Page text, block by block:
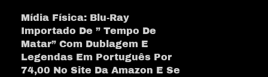
Mídia Física: Blu-Ray
Importado De ” Tempo De
Matar” Com Dublagem E
Legendas Em Português Por
74,00 No Site Da Amazon E Se